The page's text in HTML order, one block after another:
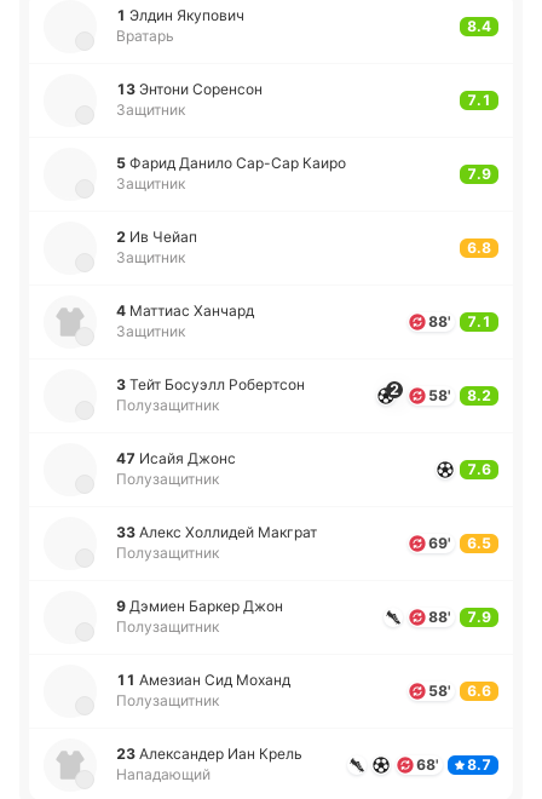
1 Элдин Яку­по­вич
Вратарь
8.4
13 Энтони Со­ре­нсон
Защитник
7.1
5 Фарид Данило Са­р-Сар Каиро
Защитник
7.9
2 Ив Чейап
Защитник
6.8
4 Ма­ттиас Ха­нчард
Защитник
88' 7.1
3 Тейт Бо­суэлл Ро­бе­ртсон
Полузащитник
2 58' 8.2
47 Исайя Джонс
Полузащитник
7.6
33 Алекс Хо­лли­дей Ма­кграт
Полузащитник
69' 6.5
9 Дэмиен Баркер Джон
Полузащитник
88' 7.9
11 Аме­зиан Сид Моханд
Полузащитник
58' 6.6
23 Але­кса­ндер Иан Крель
Нападающий
68' 8.7